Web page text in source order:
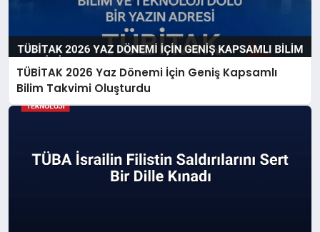
TÜBİTAK 2026 Yaz Dönemi İçin Geniş Kapsamlı
Bilim Takvimi Oluşturdu